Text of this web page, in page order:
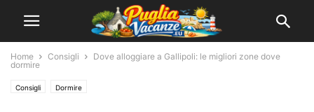
Home Consigli
Dove alloggiare a Gallipoli: le migliori zone dove
dormire
Consigli Dormire